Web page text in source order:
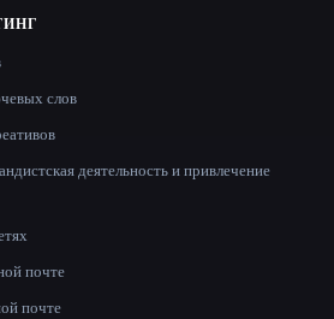
слов
деятельность и привлечение
почте
почте